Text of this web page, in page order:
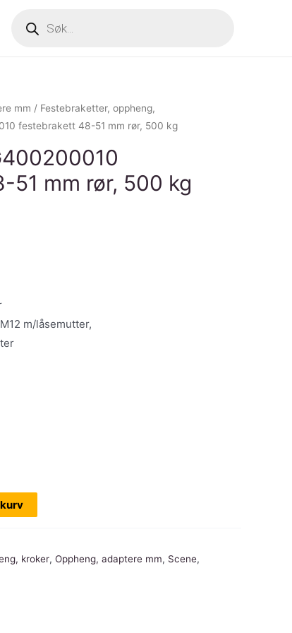
search
mm / Festebraketter, oppheng,
festebrakett 48-51 mm rør, 500 kg
mm rør, 500 kg
m/låsemutter,
kroker, Oppheng, adaptere mm, Scene,